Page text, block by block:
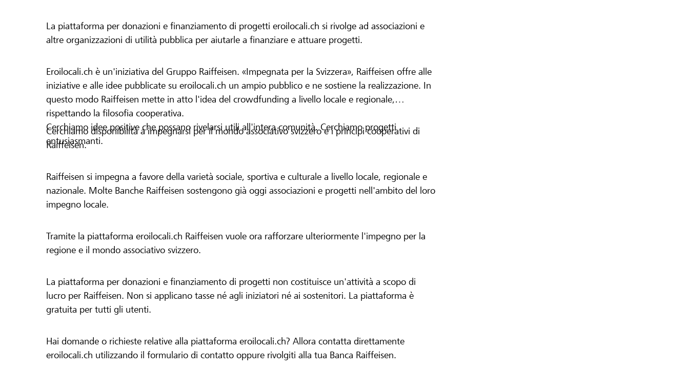
La piattaforma per donazioni e finanziamento di progetti eroilocali.ch si rivolge ad associazioni e
altre organizzazioni di utilità pubblica per aiutarle a finanziare e attuare progetti.
Eroilocali.ch è un'iniziativa del Gruppo Raiffeisen. «Impegnata per la Svizzera», Raiffeisen offre alle
iniziative e alle idee pubblicate su eroilocali.ch un ampio pubblico e ne sostiene la realizzazione. In
questo modo Raiffeisen mette in atto l'idea del crowdfunding a livello locale e regionale,
rispettando la filosofia cooperativa.
Cerchiamo idee positive che possano rivelarsi utili all'intera comunità. Cerchiamo progetti
entusiasmanti.
Cerchiamo disponibilità a impegnarsi per il mondo associativo svizzero e i principi cooperativi di
Raiffeisen.
Raiffeisen si impegna a favore della varietà sociale, sportiva e culturale a livello locale, regionale e
nazionale. Molte Banche Raiffeisen sostengono già oggi associazioni e progetti nell'ambito del loro
impegno locale.
Tramite la piattaforma eroilocali.ch Raiffeisen vuole ora rafforzare ulteriormente l'impegno per la
regione e il mondo associativo svizzero.
La piattaforma per donazioni e finanziamento di progetti non costituisce un'attività a scopo di
lucro per Raiffeisen. Non si applicano tasse né agli iniziatori né ai sostenitori. La piattaforma è
gratuita per tutti gli utenti.
Hai domande o richieste relative alla piattaforma eroilocali.ch? Allora contatta direttamente
eroilocali.ch utilizzando il formulario di contatto oppure rivolgiti alla tua Banca Raiffeisen.